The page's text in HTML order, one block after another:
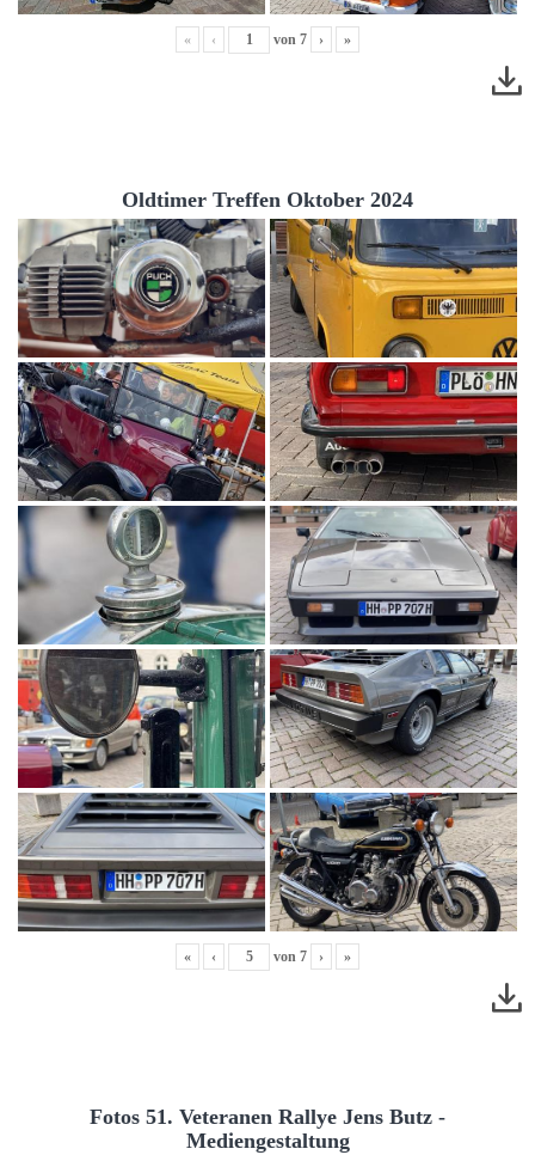
« ‹ von 7 › »
Oldtimer Treffen Oktober 2024
« ‹ von 7 › »
Fotos 51. Veteranen Rallye Jens Butz -
Mediengestaltung